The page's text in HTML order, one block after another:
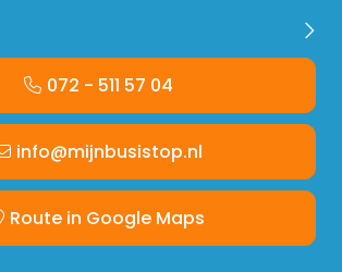
072 - 511 57 04
info@mijnbusistop.nl
Route in Google Maps